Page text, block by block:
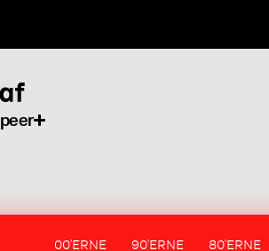
peer
00'ERNE 90'ERNE 80'ERNE